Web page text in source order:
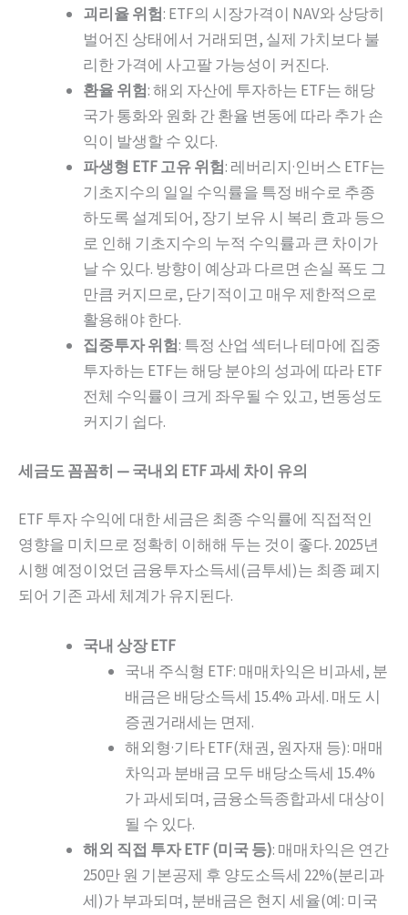
괴리율 위험: ETF의 시장가격이 NAV와 상당히
벌어진 상태에서 거래되면, 실제 가치보다 불
리한 가격에 사고팔 가능성이 커진다.
환율 위험: 해외 자산에 투자하는 ETF는 해당
국가 통화와 원화 간 환율 변동에 따라 추가 손
익이 발생할 수 있다.
파생형 ETF 고유 위험: 레버리지·인버스 ETF는
기초지수의 일일 수익률을 특정 배수로 추종
하도록 설계되어, 장기 보유 시 복리 효과 등으
로 인해 기초지수의 누적 수익률과 큰 차이가
날 수 있다. 방향이 예상과 다르면 손실 폭도 그
만큼 커지므로, 단기적이고 매우 제한적으로
활용해야 한다.
집중투자 위험: 특정 산업 섹터나 테마에 집중
투자하는 ETF는 해당 분야의 성과에 따라 ETF
전체 수익률이 크게 좌우될 수 있고, 변동성도
커지기 쉽다.
세금도 꼼꼼히 — 국내외 ETF 과세 차이 유의
ETF 투자 수익에 대한 세금은 최종 수익률에 직접적인
영향을 미치므로 정확히 이해해 두는 것이 좋다. 2025년
시행 예정이었던 금융투자소득세(금투세)는 최종 폐지
되어 기존 과세 체계가 유지된다.
국내 상장 ETF
국내 주식형 ETF: 매매차익은 비과세, 분
배금은 배당소득세 15.4% 과세. 매도 시
증권거래세는 면제.
해외형·기타 ETF(채권, 원자재 등): 매매
차익과 분배금 모두 배당소득세 15.4%
가 과세되며, 금융소득종합과세 대상이
될 수 있다.
해외 직접 투자 ETF (미국 등): 매매차익은 연간
250만 원 기본공제 후 양도소득세 22%(분리과
세)가 부과되며, 분배금은 현지 세율(예: 미국